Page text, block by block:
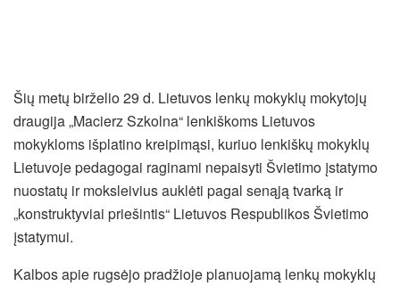
Šių metų birželio 29 d. Lietuvos lenkų mokyklų mokytojų
draugija „Macierz Szkolna“ lenkiškoms Lietuvos
mokykloms išplatino kreipimąsi, kuriuo lenkiškų mokyklų
Lietuvoje pedagogai raginami nepaisyti Švietimo įstatymo
nuostatų ir moksleivius auklėti pagal senąją tvarką ir
„konstruktyviai priešintis“ Lietuvos Respublikos Švietimo
įstatymui.
Kalbos apie rugsėjo pradžioje planuojamą lenkų mokyklų